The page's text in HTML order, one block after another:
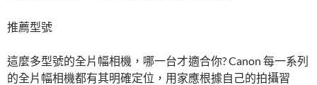
推薦型號
這麼多型號的全片幅相機，哪一台才適合你? Canon 每一系列
的全片幅相機都有其明確定位，用家應根據自己的拍攝習